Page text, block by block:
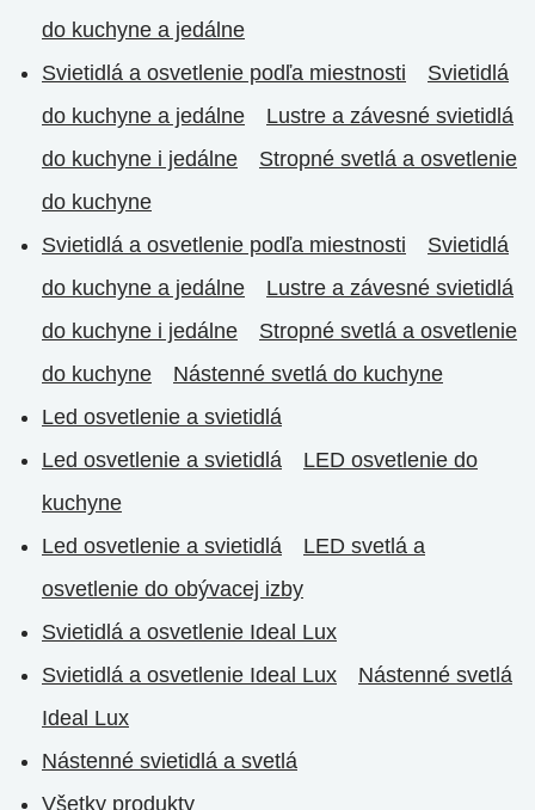
do kuchyne a jedálne
Svietidlá a osvetlenie podľa miestnosti
Svietidlá
do kuchyne a jedálne
Lustre a závesné svietidlá
do kuchyne i jedálne
Stropné svetlá a osvetlenie
do kuchyne
Svietidlá a osvetlenie podľa miestnosti
Svietidlá
do kuchyne a jedálne
Lustre a závesné svietidlá
do kuchyne i jedálne
Stropné svetlá a osvetlenie
do kuchyne
Nástenné svetlá do kuchyne
Led osvetlenie a svietidlá
Led osvetlenie a svietidlá
LED osvetlenie do
kuchyne
Led osvetlenie a svietidlá
LED svetlá a
osvetlenie do obývacej izby
Svietidlá a osvetlenie Ideal Lux
Svietidlá a osvetlenie Ideal Lux
Nástenné svetlá
Ideal Lux
Nástenné svietidlá a svetlá
Všetky produkty